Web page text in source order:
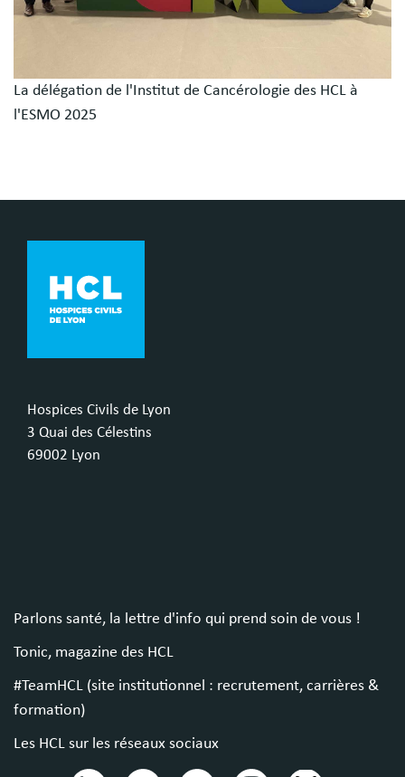
La délégation de l'Institut de Cancérologie des HCL à
l'ESMO 2025
Hospices Civils de Lyon
3 Quai des Célestins
69002 Lyon
Parlons santé, la lettre d'info qui prend soin de vous !
Tonic, magazine des HCL
#TeamHCL (site institutionnel : recrutement, carrières &
formation)
Les HCL sur les réseaux sociaux